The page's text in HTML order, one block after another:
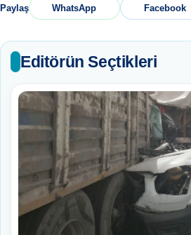
Paylaş WhatsApp Facebook
Editörün Seçtikleri